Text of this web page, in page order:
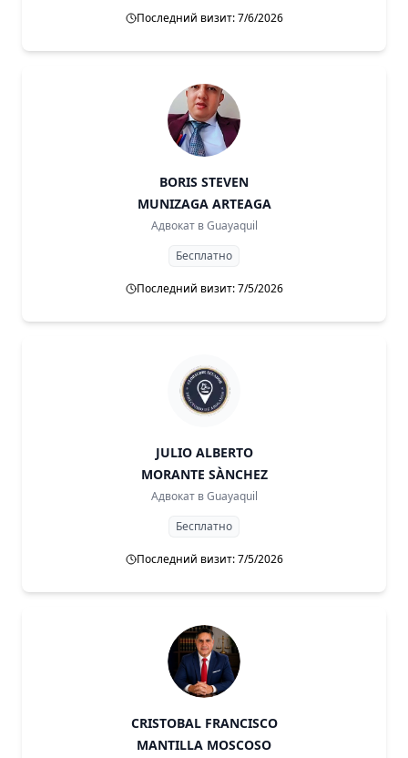
Последний визит: 7/6/2026
BORIS STEVEN
MUNIZAGA ARTEAGA
Адвокат в Guayaquil
Бесплатно
Последний визит: 7/5/2026
JULIO ALBERTO
MORANTE SÀNCHEZ
Адвокат в Guayaquil
Бесплатно
Последний визит: 7/5/2026
CRISTOBAL FRANCISCO
MANTILLA MOSCOSO